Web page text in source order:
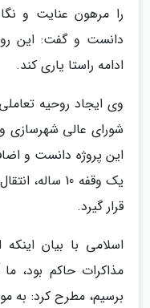
را مرهون عنایت و
دانست و گفت: این
ادامه راستا یاری کند.
وی ایجاد روحیه
شورای عالی شهرسازی و
این پروژه دانست و
قرار گیرد.
اسلامی با بیان
مذاکرات حاکم بود،
برسیم، مطرح کرد: به